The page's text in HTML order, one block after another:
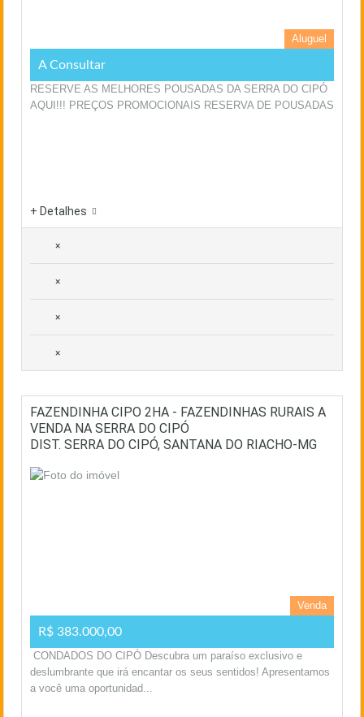
Aluguel
A Consultar
RESERVE AS MELHORES POUSADAS DA SERRA DO CIPÓ
AQUI!!! PREÇOS PROMOCIONAIS RESERVA DE POUSADAS
+ Detalhes
×
×
×
×
FAZENDINHA CIPO 2HA - FAZENDINHAS RURAIS A
VENDA NA SERRA DO CIPÓ
DIST. SERRA DO CIPÓ, SANTANA DO RIACHO-MG
Venda
R$ 383.000,00
CONDADOS DO CIPÓ Descubra um paraíso exclusivo e
deslumbrante que irá encantar os seus sentidos! Apresentamos
a você uma oportunidad...